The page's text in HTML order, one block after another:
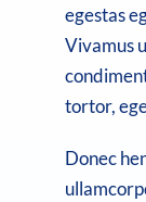
egestas
Vivamus
tortor,
Donec